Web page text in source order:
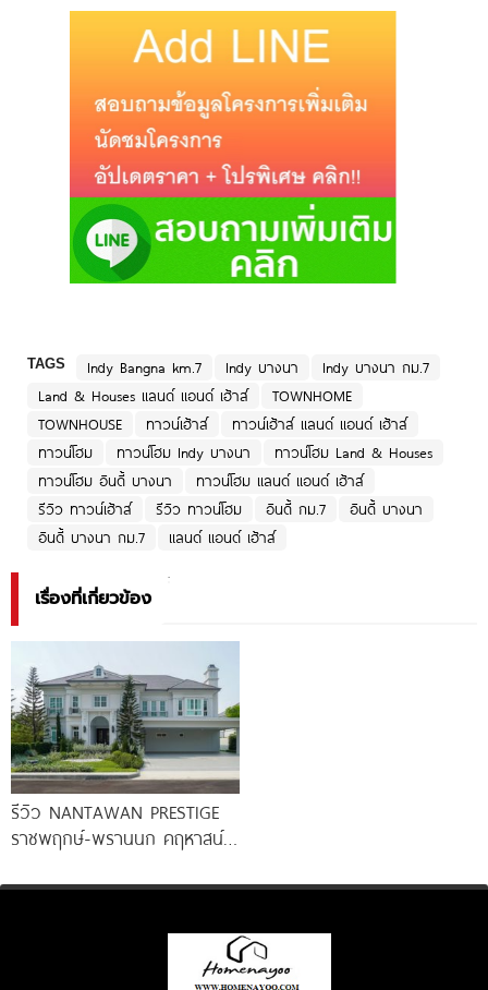
TAGS Indy Bangna km.7 Indy บางนา
Indy บางนา กม.7
Land & Houses แลนด์ แอนด์ เฮ้าส์
TOWNHOME
TOWNHOUSE
ทาวน์เฮ้าส์
ทาวน์เฮ้าส์ แลนด์ แอนด์ เฮ้าส์
ทาวน์โฮม
ทาวน์โฮม Indy บางนา
ทาวน์โฮม Land & Houses
ทาวน์โฮม อินดี้ บางนา
ทาวน์โฮม แลนด์ แอนด์ เฮ้าส์
รีวิว ทาวน์เฮ้าส์
รีวิว ทาวน์โฮม อินดี้ กม.7
อินดี้ บางนา
อินดี้ บางนา กม.7
แลนด์ แอนด์ เฮ้าส์
เรื่องที่เกี่ยวข้อง
รีวิว NANTAWAN PRESTIGE
ราชพฤกษ์-พรานนก คฤหาสน์
เริ่ม